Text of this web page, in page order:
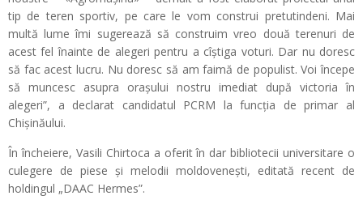
tip de teren sportiv, pe care le vom construi pretutindeni. Mai
multă lume îmi sugerează să construim vreo două terenuri de
acest fel înainte de alegeri pentru a cîștiga voturi. Dar nu doresc
să fac acest lucru. Nu doresc să am faimă de populist. Voi începe
să muncesc asupra orașului nostru imediat după victoria în
alegeri”, a declarat candidatul PCRM la funcția de primar al
Chișinăului.
În încheiere, Vasili Chirtoca a oferit în dar bibliotecii universitare o
culegere de piese și melodii moldovenești, editată recent de
holdingul „DAAC Hermes”.